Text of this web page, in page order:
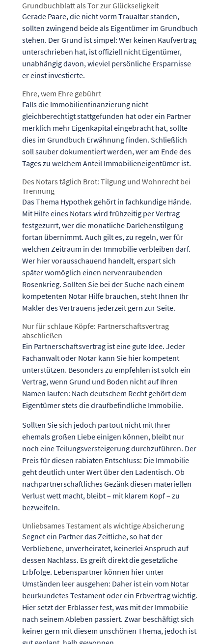
Grundbuchblatt als Tor zur Glückseligkeit
Gerade Paare, die nicht vorm Traualtar standen,
sollten zwingend beide als Eigentümer im Grundbuch
stehen. Der Grund ist simpel: Wer keinen Kaufvertrag
unterschrieben hat, ist offiziell nicht Eigentümer,
unabhängig davon, wieviel persönliche Ersparnisse
er einst investierte.
Ehre, wem Ehre gebührt
Falls die Immobilienfinanzierung nicht
gleichberechtigt stattgefunden hat oder ein Partner
merklich mehr Eigenkapital eingebracht hat, sollte
dies im Grundbuch Erwähnung finden. Schließlich
soll sauber dokumentiert werden, wer am Ende des
Tages zu welchem Anteil Immobilieneigentümer ist.
Des Notars täglich Brot: Tilgung und Wohnrecht bei
Trennung
Das Thema Hypothek gehört in fachkundige Hände.
Mit Hilfe eines Notars wird frühzeitig per Vertrag
festgezurrt, wer die monatliche Darlehenstilgung
fortan übernimmt. Auch gilt es, zu regeln, wer für
welchen Zeitraum in der Immobilie verbleiben darf.
Wer hier vorausschauend handelt, erspart sich
später womöglich einen nervenraubenden
Rosenkrieg. Sollten Sie bei der Suche nach einem
kompetenten Notar Hilfe brauchen, steht Ihnen Ihr
Makler des Vertrauens jederzeit gern zur Seite.
Nur für schlaue Köpfe: Partnerschaftsvertrag
abschließen
Ein Partnerschaftsvertrag ist eine gute Idee. Jeder
Fachanwalt oder Notar kann Sie hier kompetent
unterstützen. Besonders zu empfehlen ist solch ein
Vertrag, wenn Grund und Boden nicht auf Ihren
Namen laufen: Nach deutschem Recht gehört dem
Eigentümer stets die draufbefindliche Immobilie.
Sollten Sie sich jedoch partout nicht mit Ihrer
ehemals großen Liebe einigen können, bleibt nur
noch eine Teilungsversteigerung durchzuführen. Der
Preis für diesen rabiaten Entschluss: Die Immobilie
geht deutlich unter Wert über den Ladentisch. Ob
nachpartnerschaftliches Gezänk diesen materiellen
Verlust wett macht, bleibt – mit klarem Kopf – zu
bezweifeln.
Unliebsames Testament als wichtige Absicherung
Segnet ein Partner das Zeitliche, so hat der
Verbliebene, unverheiratet, keinerlei Anspruch auf
dessen Nachlass. Es greift direkt die gesetzliche
Erbfolge. Lebenspartner können hier unter
Umständen leer ausgehen: Daher ist ein vom Notar
beurkundetes Testament oder ein Erbvertrag wichtig.
Hier setzt der Erblasser fest, was mit der Immobilie
nach seinem Ableben passiert. Zwar beschäftigt sich
keiner gern mit diesem unschönen Thema, jedoch ist